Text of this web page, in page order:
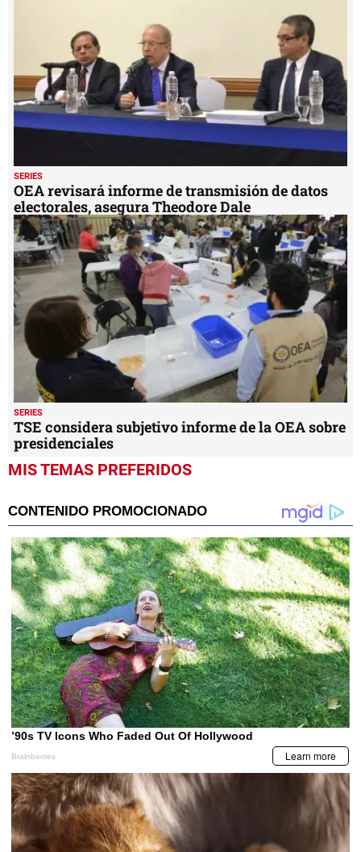
SERIES
OEA revisará informe de transmisión de datos
electorales, asegura Theodore Dale
SERIES
TSE considera subjetivo informe de la OEA sobre
presidenciales
MIS TEMAS PREFERIDOS